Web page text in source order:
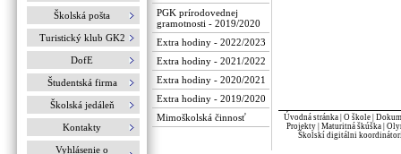
Školská pošta
Turistický klub GK2
DofE
Študentská firma
Školská jedáleň
Kontakty
Vyhlásenie o
Úvodná stránka| O škole|
Projekty| Maturitná škúška|
Školskí digitálni
PGK prírodovednej
gramotnosti - 2019/2020
Extra hodiny - 2022/2023
Extra hodiny - 2021/2022
Extra hodiny - 2020/2021
Extra hodiny - 2019/2020
Mimoškolská činnosť